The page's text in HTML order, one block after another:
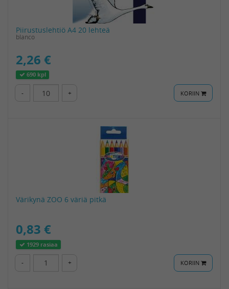
Piirustuslehtiö A4 20 lehteä
blanco
2,26 €
690 kpl
- + KORIIN
Värikynä ZOO 6 väriä pitkä
0,83 €
1929 rasiaa
- + KORIIN